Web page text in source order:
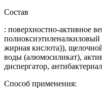
Состав
: поверхностно-активное
жирная кислота)),
воды (алюмосиликат),
диспергатор,
Способ применения: